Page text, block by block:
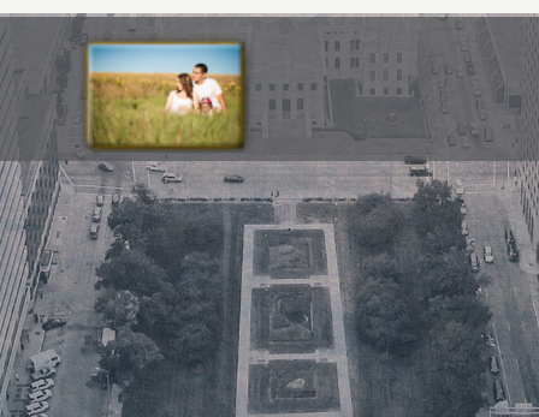
Wróć do spisu treści